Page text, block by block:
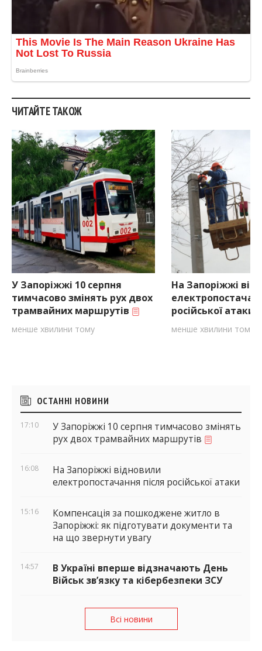
ЧИТАЙТЕ ТАКОЖ
У Запоріжжі 10 серпня
тимчасово змінять рух двох
трамвайних маршрутів
менше хвилини тому
На Запоріжжі
російської атаки
менше хвилини тому
Бічні
віджети
ОСТАННІ НОВИНИ
17:10
У Запоріжжі 10 серпня тимчасово змінять
рух двох трамвайних маршрутів
16:08
На Запоріжжі відновили
електропостачання після російської атаки
15:16
Компенсація за пошкоджене житло в
Запоріжжі: як підготувати документи та
на що звернути увагу
14:57
В Україні вперше відзначають День
Військ зв’язку та кібербезпеки ЗСУ
Всі новини